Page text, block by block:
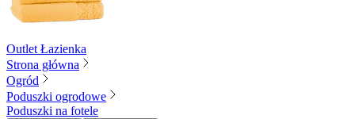
Outlet Łazienka
Strona główna
Ogród
Poduszki ogrodowe
Poduszki na fotele